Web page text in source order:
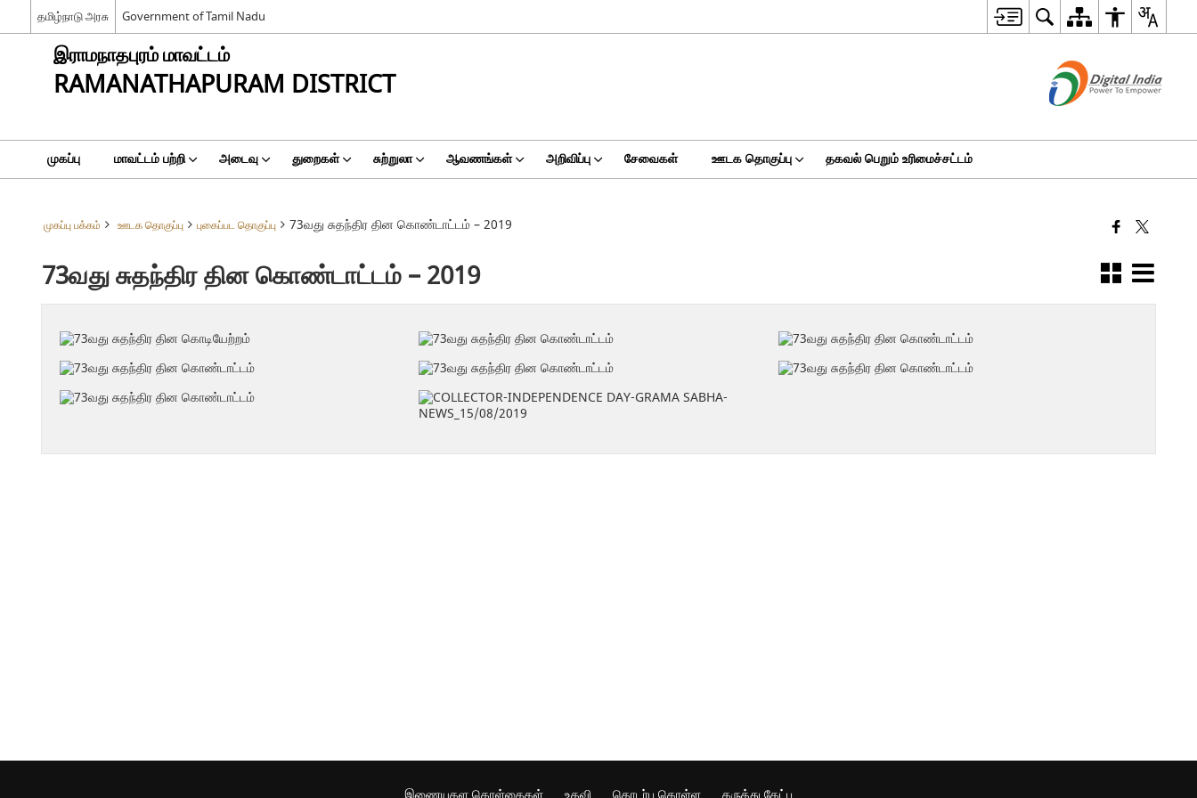
தமிழ்நாடு அரசு Government of Tamil Nadu
இராமநாதபுரம் மாவட்டம்
RAMANATHAPURAM DISTRICT
முகப்பு மாவட்டம் பற்றி அடைவு துறைகள் சுற்றுலா ஆவணங்கள் அறிவிப்பு சேவைகள் ஊடக தொகுப்பு தகவல் பெறும் உரிமைச்சட்டம்
முகப்பு பக்கம் ஊடக தொகுப்பு புகைப்பட தொகுப்பு 73வது சுதந்திர தின கொண்டாட்டம் – 2019
73வது சுதந்திர தின கொண்டாட்டம் – 2019